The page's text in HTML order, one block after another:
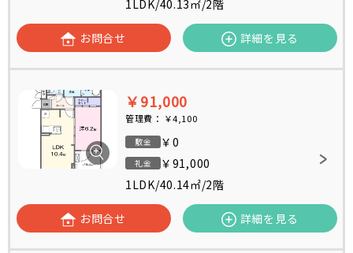
1LDK/40.13㎡/2階
お問合せ 詳細を見る
￥91,000
管理費： ￥4,100
敷金 ￥0
礼金
￥91,000
1LDK/40.14㎡/2階
お問合せ 詳細を見る